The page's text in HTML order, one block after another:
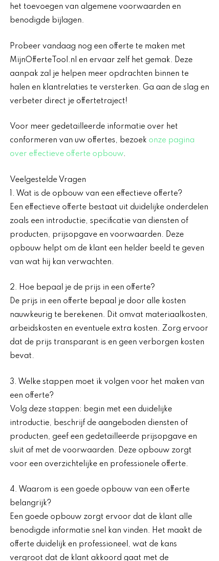
het toevoegen van algemene voorwaarden en
benodigde bijlagen.
Probeer vandaag nog een offerte te maken met
MijnOfferteTool.nl en ervaar zelf het gemak. Deze
aanpak zal je helpen meer opdrachten binnen te
halen en klantrelaties te versterken. Ga aan de slag en
verbeter direct je offertetraject!
Voor meer gedetailleerde informatie over het
conformeren van uw offertes, bezoek onze pagina
over effectieve offerte opbouw.
Veelgestelde Vragen
1. Wat is de opbouw van een effectieve offerte?
Een effectieve offerte bestaat uit duidelijke onderdelen
zoals een introductie, specificatie van diensten of
producten, prijsopgave en voorwaarden. Deze
opbouw helpt om de klant een helder beeld te geven
van wat hij kan verwachten.
2. Hoe bepaal je de prijs in een offerte?
De prijs in een offerte bepaal je door alle kosten
nauwkeurig te berekenen. Dit omvat materiaalkosten,
arbeidskosten en eventuele extra kosten. Zorg ervoor
dat de prijs transparant is en geen verborgen kosten
bevat.
3. Welke stappen moet ik volgen voor het maken van
een offerte?
Volg deze stappen: begin met een duidelijke
introductie, beschrijf de aangeboden diensten of
producten, geef een gedetailleerde prijsopgave en
sluit af met de voorwaarden. Deze opbouw zorgt
voor een overzichtelijke en professionele offerte.
4. Waarom is een goede opbouw van een offerte
belangrijk?
Een goede opbouw zorgt ervoor dat de klant alle
benodigde informatie snel kan vinden. Het maakt de
offerte duidelijk en professioneel, wat de kans
vergroot dat de klant akkoord gaat met de